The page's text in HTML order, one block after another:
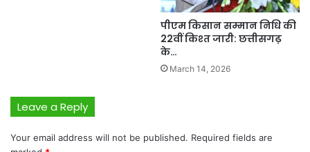
पीएम किसान सम्मान निधि की
22वीं किश्त जारी: छत्तीसगढ़
के…
March 14, 2026
Leave a Reply
Your email address will not be published. Required fields are